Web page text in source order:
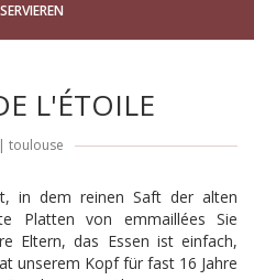
L'ÉTOILE
| toulouse
in dem reinen Saft der alten
Platten von emmaillées Sie
Eltern, das Essen ist einfach,
unserem Kopf für fast 16 Jahre